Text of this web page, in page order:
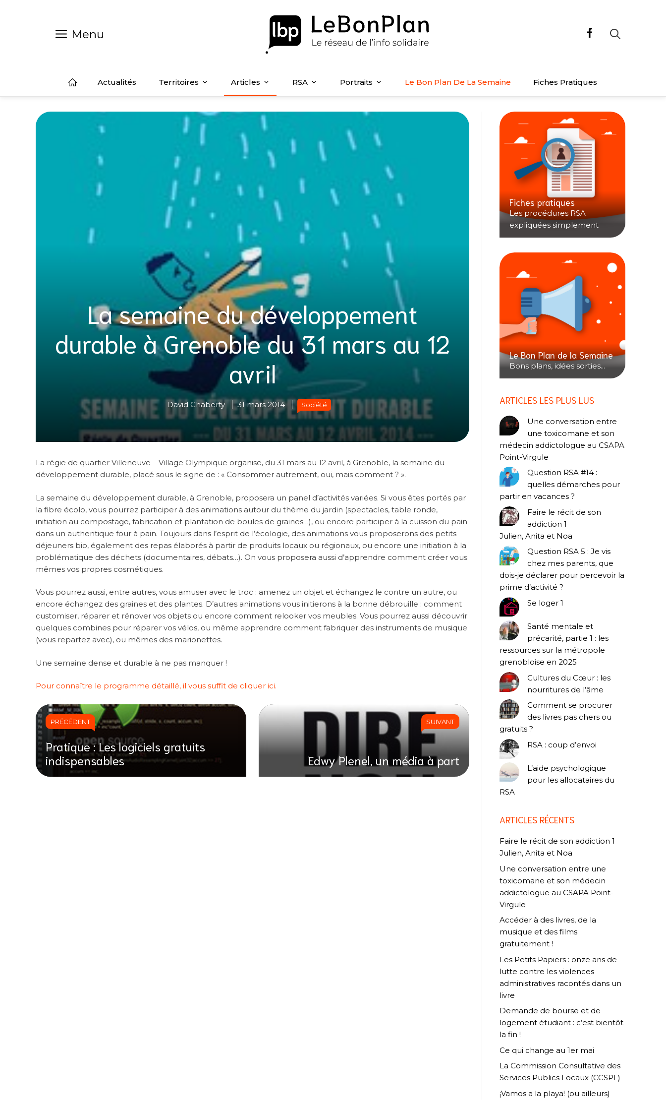
Menu
Actualités Territoires Articles RSA Portraits Le Bon Plan De La Semaine Fiches Pratiques
La semaine du développement
durable à Grenoble du 31 mars au 12
avril
David Chaberty 31 mars 2014 Société
La régie de quartier Villeneuve – Village Olympique organise, du 31 mars au 12 avril, à Grenoble, la semaine du
développement durable, placé sous le signe de : « Consommer autrement, oui, mais comment ? ».
La semaine du développement durable, à Grenoble, proposera un panel d’activités variées. Si vous êtes portés par
la fibre écolo, vous pourrez participer à des animations autour du thème du jardin (spectacles, table ronde,
initiation au compostage, fabrication et plantation de boules de graines…), ou encore participer à la cuisson du pain
dans un authentique four à pain. Toujours dans l’esprit de l’écologie, des animations vous proposerons des petits
déjeuners bio, également des repas élaborés à partir de produits locaux ou régionaux, ou encore une initiation à la
problématique des déchets (documentaires, débats…). On vous proposera aussi d’apprendre comment créer vous
mêmes vos propres cosmétiques.
Vous pourrez aussi, entre autres, vous amuser avec le troc : amenez un objet et échangez le contre un autre, ou
encore échangez des graines et des plantes. D’autres animations vous initierons à la bonne débrouille : comment
customiser, réparer et rénover vos objets ou encore comment relooker vos meubles. Vous pourrez aussi découvrir
quelques combines pour réparer vos vélos, ou même apprendre comment fabriquer des instruments de musique
(vous repartez avec), ou mêmes des marionettes.
Une semaine dense et durable à ne pas manquer !
Pour connaître le programme détaillé, il vous suffit de cliquer ici.
PRÉCÉDENT
Pratique : Les logiciels gratuits
indispensables
SUIVANT
Edwy Plenel, un média à part
Fiches pratiques
Les procédures RSA
expliquées simplement
Le Bon Plan de la Semaine
Bons plans, idées sorties...
ARTICLES LES PLUS LUS
Une conversation entre
une toxicomane et son
médecin addictologue au CSAPA
Point-Virgule
Question RSA #14 :
quelles démarches pour
partir en vacances ?
Faire le récit de son
addiction 1
Julien, Anita et Noa
Question RSA 5 : Je vis
chez mes parents, que
dois-je déclarer pour percevoir la
prime d’activité ?
Se loger 1
Santé mentale et
précarité, partie 1 : les
ressources sur la métropole
grenobloise en 2025
Cultures du Cœur : les
nourritures de l’âme
Comment se procurer
des livres pas chers ou
gratuits ?
RSA : coup d’envoi
L’aide psychologique
pour les allocataires du
RSA
ARTICLES RÉCENTS
Faire le récit de son addiction 1
Julien, Anita et Noa
Une conversation entre une
toxicomane et son médecin
addictologue au CSAPA Point-
Virgule
Accéder à des livres, de la
musique et des films
gratuitement !
Les Petits Papiers : onze ans de
lutte contre les violences
administratives racontés dans un
livre
Demande de bourse et de
logement étudiant : c’est bientôt
la fin !
Ce qui change au 1er mai
La Commission Consultative des
Services Publics Locaux (CCSPL)
¡Vamos a la playa! (ou ailleurs)